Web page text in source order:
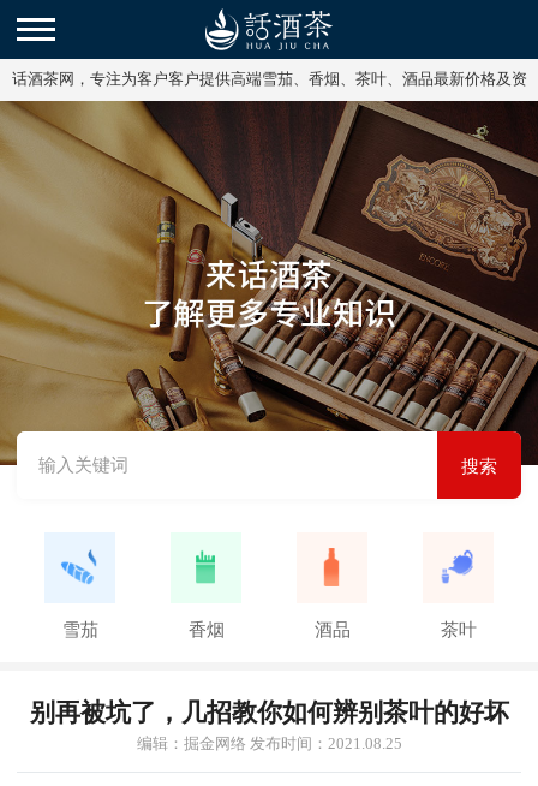
话酒茶网，专注为客户客户提供高端雪茄、香烟、茶叶、酒品最新价格及资
讯。
雪茄 香烟 酒品 茶叶
别再被坑了，几招教你如何辨别茶叶的好坏
编辑：掘金网络 发布时间：2021.08.25